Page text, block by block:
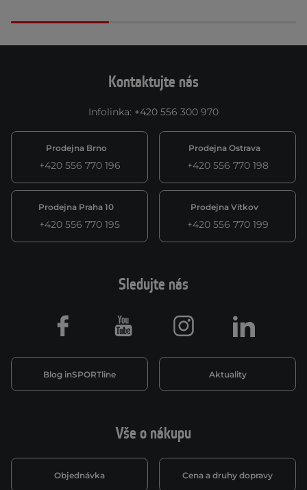
Kontaktujte nás
Infolinka: +420 556 300 970
Prodejna Brno
+420 556 770 196
Prodejna Ostrava
+420 556 770 198
Prodejna Praha 10
+420 556 770 195
Prodejna Vítkov
+420 556 770 199
Vše o nákupu
Objednávka Cena a druhy dopravy
Sledujte nás
Blog inSPORTline Aktuality
Facebook Youtube Instagram LinkedIn